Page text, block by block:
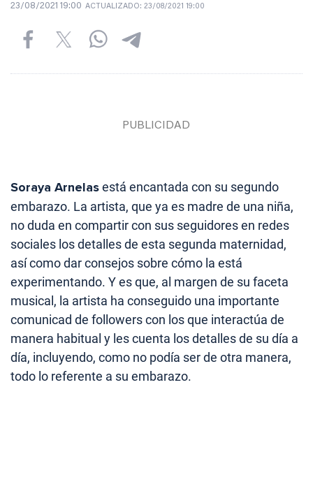
23/08/2021 19:00 ACTUALIZADO: 23/08/2021 19:00
Soraya Arnelasestá encantada con su segundo
embarazo. La artista, que ya es madre de una niña,
no duda en compartir con sus seguidores en redes
sociales los detalles de esta segunda maternidad,
así como dar consejos sobre cómo la está
experimentando. Y es que, al margen de su faceta
musical, la artista ha conseguido una importante
comunicad de followers con los que interactúa de
manera habitual y les cuenta los detalles de su día a
día, incluyendo, como no podía ser de otra manera,
todo lo referente a su embarazo.